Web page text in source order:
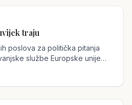
traju
poslova za politička pitanja
službe Europske unije